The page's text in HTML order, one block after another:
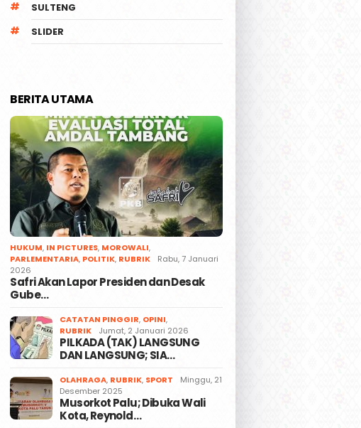
SULTENG
SLIDER
BERITA UTAMA
HUKUM, IN PICTURES, MOROWALI,
PARLEMENTARIA, POLITIK, RUBRIK
Rabu, 7 Januari
2026
Safri Akan Lapor Presiden dan Desak
Gube…
CATATAN PINGGIR, OPINI,
RUBRIK
Jumat, 2 Januari 2026
PILKADA (TAK) LANGSUNG
DAN LANGSUNG; SIA…
OLAHRAGA, RUBRIK, SPORT
Minggu, 21
Desember 2025
Musorkot Palu; Dibuka Wali
Kota, Reynold…